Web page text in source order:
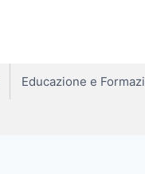
Educazione e